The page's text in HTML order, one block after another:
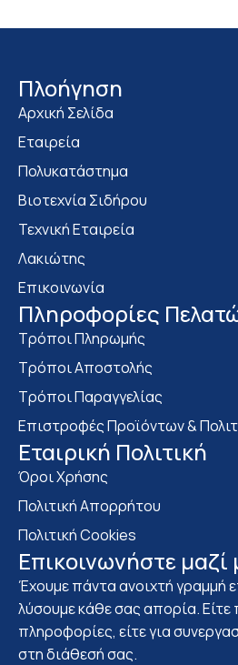
Πλοήγηση
Αρχική Σελίδα
Εταιρεία
Πολυκατάστημα
Bιοτεχνία Σιδήρου
Τεχνική Εταιρεία
Λακιώτης
Επικοινωνία
Πληροφορίες
Τρόποι Πληρωμής
Τρόποι Αποστολής
Τρόποι Παραγγελίας
Επιστροφές Προϊόντων &
Eταιρική Πολιτική
Όροι Χρήσης
Πολιτική Απορρήτου
Πολιτική Cookies
Επικοινωνήστε μαζί
Έχουμε πάντα ανοιχτή γραμμή
λύσουμε κάθε σας απορία. Είτε
πληροφορίες, είτε για
στη διάθεσή σας.